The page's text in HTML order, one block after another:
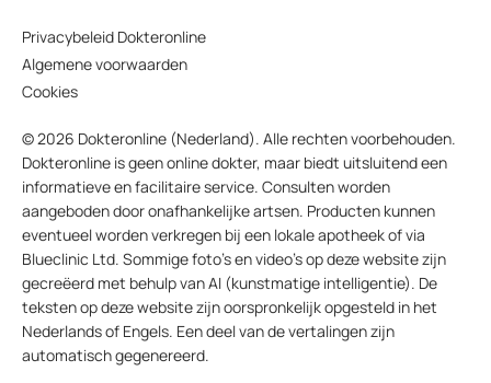
Privacybeleid Dokteronline
Algemene voorwaarden
Cookies
© 2026 Dokteronline (Nederland). Alle rechten voorbehouden.
Dokteronline is geen online dokter, maar biedt uitsluitend een
informatieve en facilitaire service. Consulten worden
aangeboden door onafhankelijke artsen. Producten kunnen
eventueel worden verkregen bij een lokale apotheek of via
Blueclinic Ltd. Sommige foto’s en video’s op deze website zijn
gecreëerd met behulp van AI (kunstmatige intelligentie). De
teksten op deze website zijn oorspronkelijk opgesteld in het
Nederlands of Engels. Een deel van de vertalingen zijn
automatisch gegenereerd.